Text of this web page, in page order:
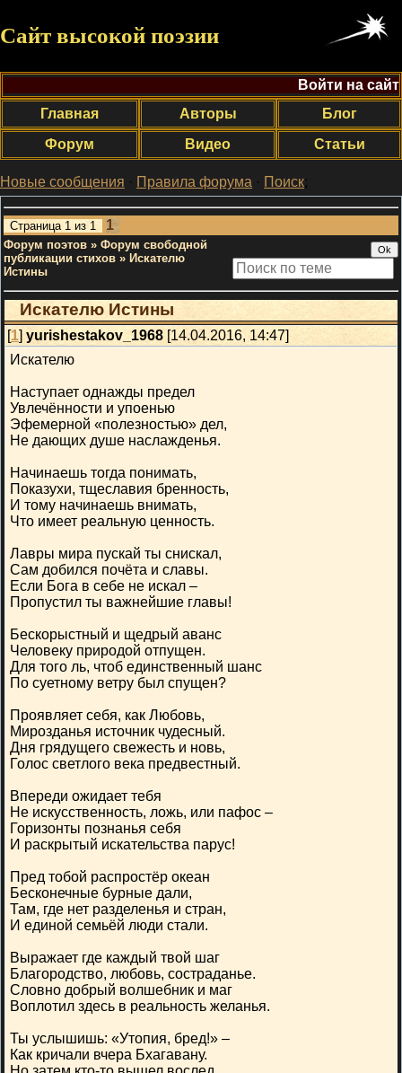
Сайт высокой поэзии
Войти на сайт
Главная
Авторы
Блог
Форум
Видео Статьи
Новые сообщения · Правила форума · Поиск;
Страница 1 из 1 1
Форум поэтов » Форум свободной
публикации стихов » Искателю
Истины
Искателю Истины
[1] yurishestakov_1968 [14.04.2016, 14:47]
Искателю
Наступает однажды предел
Увлечённости и упоенью
Эфемерной «полезностью» дел,
Не дающих душе наслажденья.
Начинаешь тогда понимать,
Показухи, тщеславия бренность,
И тому начинаешь внимать,
Что имеет реальную ценность.
Лавры мира пускай ты снискал,
Сам добился почёта и славы.
Если Бога в себе не искал –
Пропустил ты важнейшие главы!
Бескорыстный и щедрый аванс
Человеку природой отпущен.
Для того ль, чтоб единственный шанс
По суетному ветру был спущен?
Проявляет себя, как Любовь,
Мирозданья источник чудесный.
Дня грядущего свежесть и новь,
Голос светлого века предвестный.
Впереди ожидает тебя
Не искусственность, ложь, или пафос –
Горизонты познанья себя
И раскрытый искательства парус!
Пред тобой распростёр океан
Бесконечные бурные дали,
Там, где нет разделенья и стран,
И единой семьёй люди стали.
Выражает где каждый твой шаг
Благородство, любовь, состраданье.
Словно добрый волшебник и маг
Воплотил здесь в реальность желанья.
Ты услышишь: «Утопия, бред!» –
Как кричали вчера Бхагавану.